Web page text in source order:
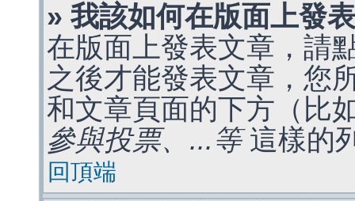
» 我該如何在版面上發
在版面上發表文章，請
之後才能發表文章，您
和文章頁面的下方（比
參與投票、...等這樣的
回頂端